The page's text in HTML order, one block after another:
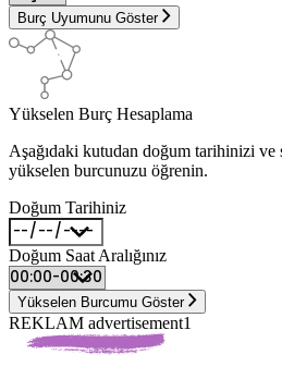
Burç Uyumunu Göster
Yükselen Burç Hesaplama
Aşağıdaki kutudan doğum tarihinizi ve
yükselen burcunuzu öğrenin.
Doğum Tarihiniz
Doğum Saat Aralığınız
Yükselen Burcumu Göster
REKLAM advertisement1